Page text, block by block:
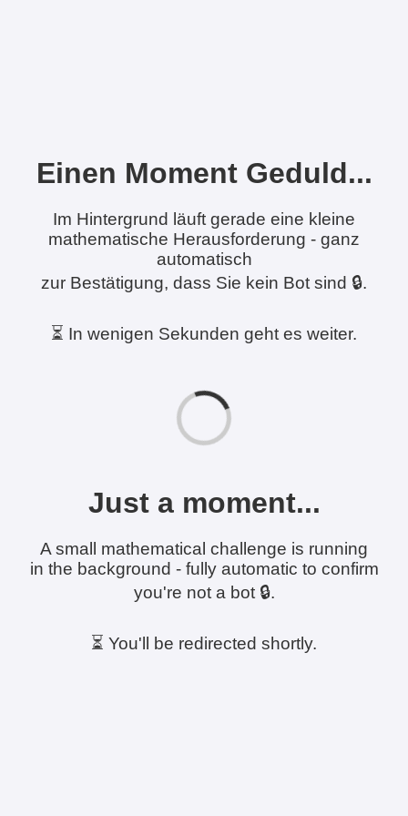
Einen Moment Geduld...
Im Hintergrund läuft gerade eine kleine
mathematische Herausforderung - ganz
automatisch
zur Bestätigung, dass Sie kein Bot sind 🔒.
⏳ In wenigen Sekunden geht es weiter.
Just a moment...
A small mathematical challenge is running
in the background - fully automatic to confirm
you're not a bot 🔒.
⏳ You'll be redirected shortly.